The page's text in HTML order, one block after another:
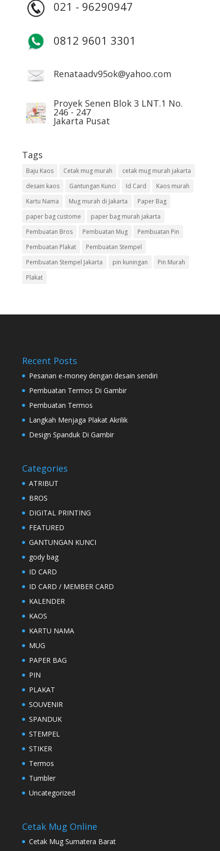
021 - 96290947
0812 9601 3301
Renataadv95ok@yahoo.com
Proyek Senen Blok 3 LNT.1 No.
246 - 247
Jakarta Pusat
Tags
Baju Kaos Cetak mug murah
cetak mug murah jakarta
desain kaos
Gantungan Kunci Id Card
Kaos murah
Kartu Nama
Mug murah di Jakarta
Paper Bag
paper bag custome
paper bag murah jakarta
Pembuatan Bros
Pembuatan Mug
Pembuatan Pin
Pembuatan Plakat
Pembuatan Stempel
Pembuatan Stempel Jakarta
pin kuningan
Pin Murah
Plakat
Recent Posts
Pesanan e-money dengan desain sendiri
Pembuatan Termos Di Gambir
Pembuatan Termos
Langkah Menjaga Plakat Akrilik
Design Spanduk Di Gambir
Categories
ATRIBUT
BROS
DIGITAL PRINTING
FEATURED
GANTUNGAN KUNCI
gody bag
ID CARD
ID CARD / MEMBER CARD
KALENDER
KAOS
KARTU NAMA
MUG
PAPER BAG
PIN
PLAKAT
SOUVENIR
SPANDUK
STEMPEL
STIKER
Termos
Tumbler
Uncategorized
Cetak Mug Online
Cetak Mug Sumatera Barat